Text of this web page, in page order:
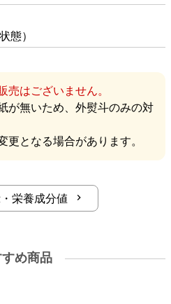
態）
はございません。
が無いため、外熨斗のみの対
となる場合があります。
栄養成分値
め商品